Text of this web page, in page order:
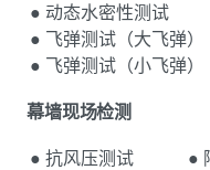
● 动态水密性测试
● 飞弹测试（大飞弹）
● 飞弹测试（小飞弹）
幕墙现场检测
● 抗风压测试
●